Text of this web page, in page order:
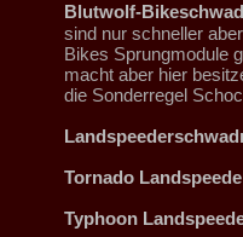
Blutwolf-
sind nur schneller
Bikes Sprungmodule
macht aber hier
die Sonderregel
Tornado
Typhoon